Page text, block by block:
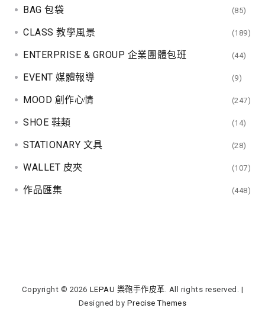
n
BAG 包袋 (85)
CLASS 教學風景 (189)
ENTERPRISE & GROUP 企業團體包班 (44)
EVENT 媒體報導 (9)
MOOD 創作心情 (247)
SHOE 鞋類 (14)
STATIONARY 文具 (28)
WALLET 皮夾 (107)
作品匯集 (448)
Copyright © 2026 LEPAU 樂鞄手作皮革 . All rights reserved. |
Designed by Precise Themes